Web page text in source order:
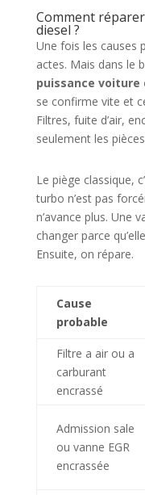
Comment
diesel ?
Une fois les causes
actes. Mais dans le
puissance voiture
se confirme vite et
Filtres, fuite d’air,
seulement les
Le piège classique,
turbo n’est pas
n’avance plus. Une
changer parce
Ensuite, on répare.
Cause
probable
Filtre a air ou a
carburant
encrassé
Admission sale
ou vanne EGR
encrassée